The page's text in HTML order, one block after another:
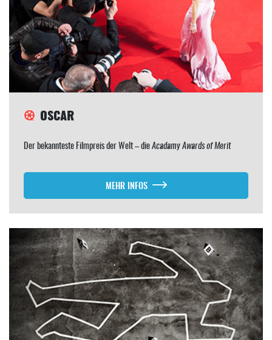
OSCAR
Der bekannteste Filmpreis der Welt – dieAcadamy Awards of Merit
MEHR INFOS